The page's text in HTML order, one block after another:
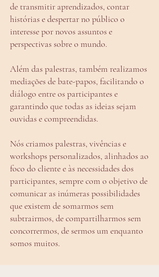
de transmitir aprendizados, contar
histórias e despertar no público o
interesse por novos assuntos e
perspectivas sobre o mundo.
Além das palestras, também realizamos
mediações de bate-papos, facilitando o
diálogo entre os participantes e
garantindo que todas as ideias sejam
ouvidas e compreendidas.
Nós criamos palestras, vivências e
workshops personalizados, alinhados ao
foco do cliente e às necessidades dos
participantes, sempre com o objetivo de
comunicar as inúmeras possibilidades
que existem de somarmos sem
subtrairmos, de compartilharmos sem
concorrermos, de sermos um enquanto
somos muitos.